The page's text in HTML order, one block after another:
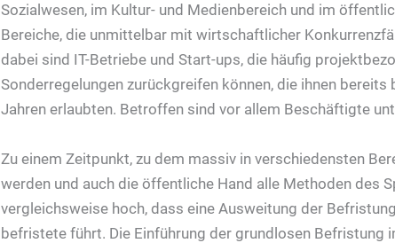
Sozialwesen, im Kultur- und Medienbereich und im
Bereiche, die unmittelbar mit wirtschaftlicher
dabei sind IT-Betriebe und Start-ups, die häufig
Sonderregelungen zurückgreifen können, die ihnen
Jahren erlaubten. Betroffen sind vor allem Beschäftigte
Zu einem Zeitpunkt, zu dem massiv in verschiedensten
werden und auch die öffentliche Hand alle Methoden des
vergleichsweise hoch, dass eine Ausweitung der
befristete führt. Die Einführung der grundlosen Befristung